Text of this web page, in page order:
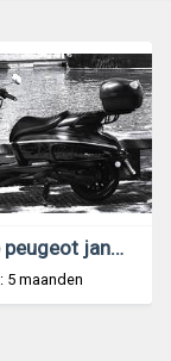
te koop peugeot jango
5 maanden